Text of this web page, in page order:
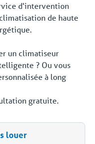
d'intervention
de haute
un climatiseur
? Ou vous
à long
gratuite.
louer